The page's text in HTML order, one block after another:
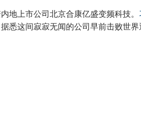
地上市公司北京合康亿盛变频科技。
悉这间寂寂无闻的公司早前击败世